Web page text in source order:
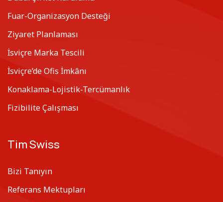
Fuar-Organizasyon Desteği
Ziyaret Planlaması
İsviçre Marka Tescili
İsviçre’de Ofis İmkânı
Konaklama-Lojistik-Tercümanlık
Fizibilite Çalışması
Tim Swiss
Bizi Tanıyın
Referans Mektupları